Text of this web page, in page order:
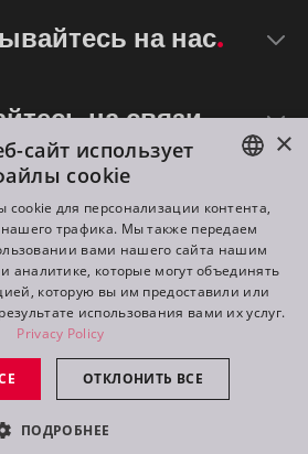
на нас
на связи
ROBE lighting s.r.o.
Created by
Switch to desktop mode
ENGLISH
DE
FR
RU
×
сайт использует
cookie
для персонализации контента,
трафика. Мы также передаем
вами нашего сайта нашим
аналитике, которые могут объединять
которую вы им предоставили или
использования вами их услуг.
Privacy Policy
ОТКЛОНИТЬ ВСЕ
ПОДРОБНЕЕ